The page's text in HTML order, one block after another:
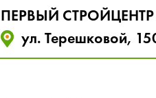
ПЕРВЫЙ
ул. Терешковой,